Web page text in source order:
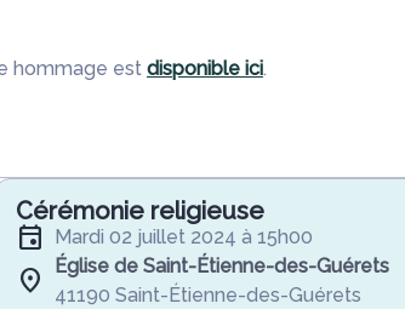
hommage est disponible ici.
Cérémonie religieuse
mardi 02 juillet 2024 à 15h00
Église de Saint-Étienne-des-Guérets
41190 Saint-Étienne-des-Guérets